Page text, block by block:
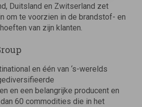
Duitsland en Zwitserland zet
om te voorzien in de brandstof- en
van zijn klanten.
en één van ‘s-werelds
en een belangrijke producent en
60 commodities die in het